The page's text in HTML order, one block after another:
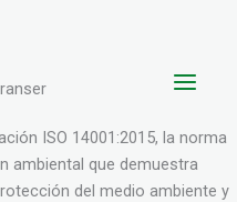
ISO 14001:2015, la norma
ambiental que demuestra
del medio ambiente y